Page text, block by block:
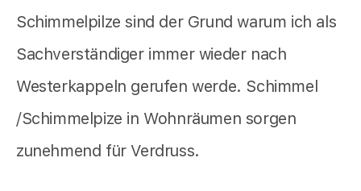
Schimmelpilze sind der Grund warum ich als
Sachverständiger immer wieder nach
Westerkappeln gerufen werde. Schimmel
/Schimmelpize in Wohnräumen sorgen
zunehmend für Verdruss.